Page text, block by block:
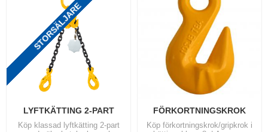
LYFTKÄTTING 2-PART
Köp klassad lyftkätting 2-part
STORSÄLJARE
FÖRKORTNINGSKROK
Köp förkortningskrok/gripkrok i